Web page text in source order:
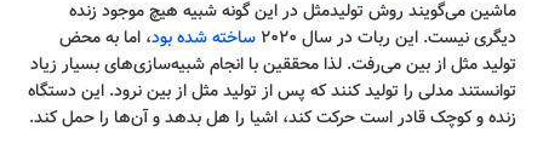
ماشین می‌گویند روش تولیدمثل در این گونه شبیه هیچ موجود زنده
دیگری نیست. این ربات در سال ۲۰۲۰
ساخته شده بود، اما به محض
تولید مثل از بین می‌رفت. لذا محققین با انجام شبیه‌سازی‌های بسیار زیاد
توانستند مدلی را تولید کنند که پس از تولید مثل از بین نرود. این دستگاه
زنده و کوچک قادر است حرکت کند، اشیا را هل بدهد و آن‌ها را حمل کند.